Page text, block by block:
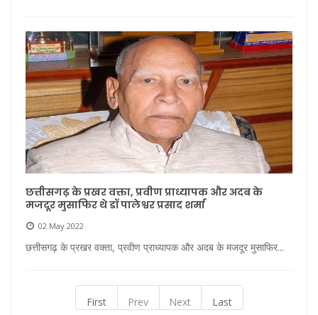
छत्तीसगढ़ के प्रखर वक्ता, प्रवीण प्राध्यापक और अदब के
मजदूर मुसाफिर थे डॉ पालेश्वर प्रसाद शर्मा
02 May 2022
छत्तीसगढ़ के प्रखर वक्ता, प्रवीण प्राध्यापक और अदब के मजदूर मुसाफिर...
First Prev Next Last